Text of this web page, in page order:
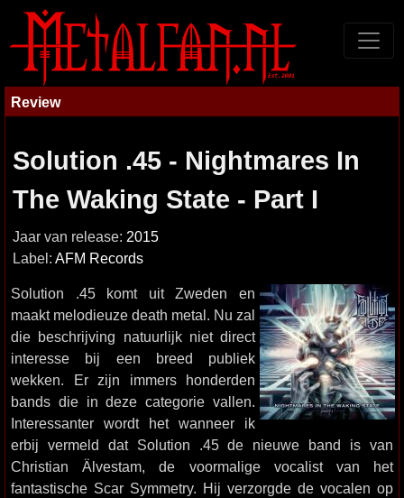
Review
Solution .45 - Nightmares In
The Waking State - Part I
Jaar van release: 2015
Label: AFM Records
Solution .45 komt uit Zweden en
maakt melodieuze death metal. Nu zal
die beschrijving natuurlijk niet direct
interesse bij een breed publiek
wekken. Er zijn immers honderden
bands die in deze categorie vallen.
Interessanter wordt het wanneer ik
erbij vermeld dat Solution .45 de nieuwe band is van
Christian Älvestam, de voormalige vocalist van het
fantastische Scar Symmetry. Hij verzorgde de vocalen op